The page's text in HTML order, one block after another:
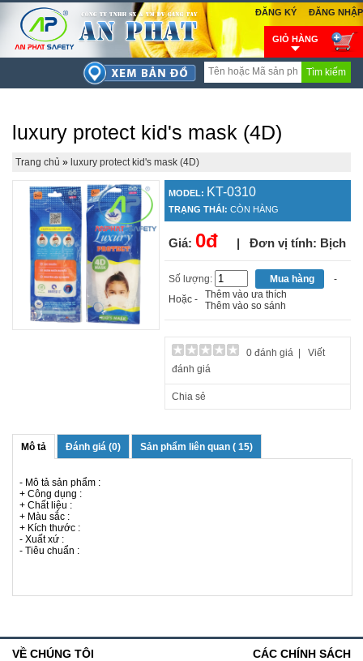
GIỎ HÀNG
ĐĂNG NHẬP
ĐĂNG KÝ
Tìm kiếm
luxury protect kid's mask (4D)
Trang chủ» luxury protect kid's mask (4D)
MODEL: KT-0310
TRẠNG THÁI: CÒN HÀNG
Giá: 0đ | Đơn vị tính: Bịch
Số lượng:
-
Hoặc -
Thêm vào ưa thích
Thêm vào so sánh
0 đánh giá
Viết
đánh giá
Chia sẻ
Mô tả Đánh giá (0) Sản phẩm liên quan ( 15)
- Mô tả sản phẩm :
+ Công dụng :
+ Chất liệu :
+ Màu sắc :
+ Kích thước :
- Xuất xứ :
- Tiêu chuẩn :
VỀ CHÚNG TÔI CÁC CHÍNH SÁCH